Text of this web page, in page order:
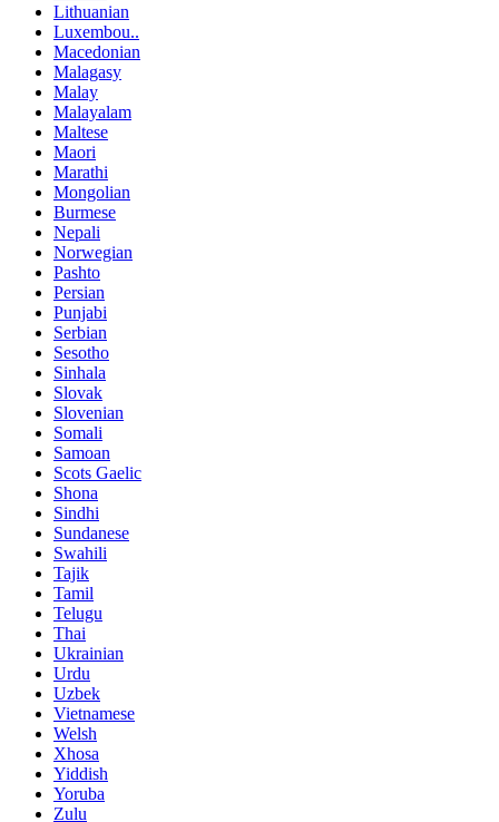
Lithuanian
Luxembou..
Macedonian
Malagasy
Malay
Malayalam
Maltese
Maori
Marathi
Mongolian
Burmese
Nepali
Norwegian
Pashto
Persian
Punjabi
Serbian
Sesotho
Sinhala
Slovak
Slovenian
Somali
Samoan
Scots Gaelic
Shona
Sindhi
Sundanese
Swahili
Tajik
Tamil
Telugu
Thai
Ukrainian
Urdu
Uzbek
Vietnamese
Welsh
Xhosa
Yiddish
Yoruba
Zulu